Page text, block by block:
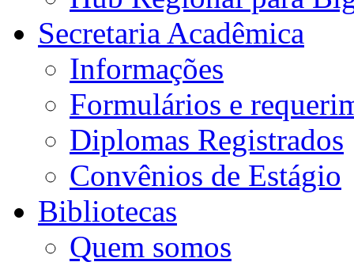
Secretaria Acadêmica
Informações
Formulários e
Diplomas Registrados
Convênios de Estágio
Bibliotecas
Quem somos